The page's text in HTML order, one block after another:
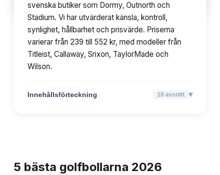
svenska butiker som Dormy, Outnorth och
Stadium. Vi har utvärderat känsla, kontroll,
synlighet, hållbarhet och prisvärde. Priserna
varierar från 239 till 552 kr, med modeller från
Titleist, Callaway, Srixon, TaylorMade och
Wilson.
Innehållsförteckning 10 avsnitt ▾
5 bästa golfbollarna 2026